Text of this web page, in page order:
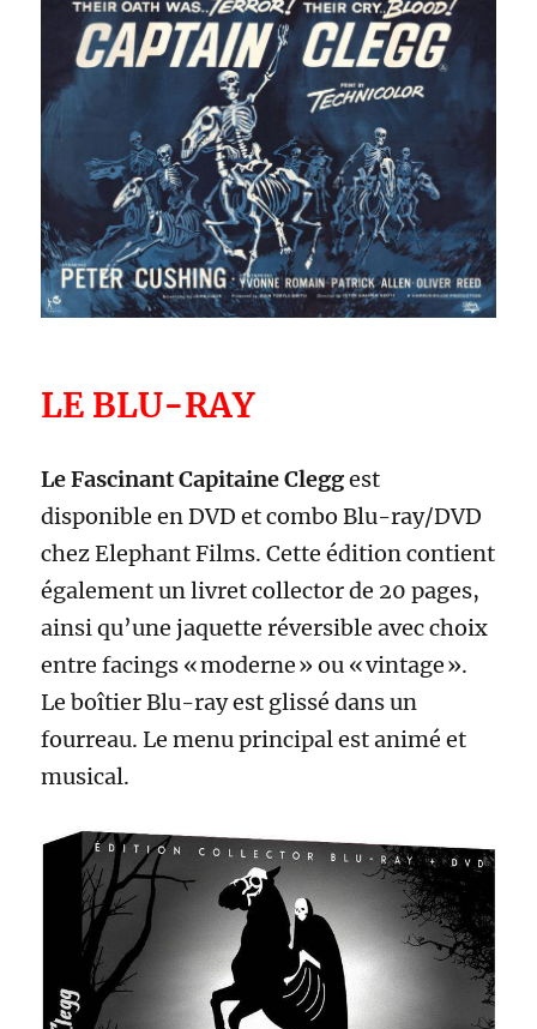
LE BLU-RAY
Le Fascinant Capitaine Cleggest
disponible en DVD et combo Blu-ray/DVD
chez Elephant Films. Cette édition contient
également un livret collector de 20 pages,
ainsi qu’une jaquette réversible avec choix
entre facings « moderne » ou « vintage ».
Le boîtier Blu-ray est glissé dans un
fourreau. Le menu principal est animé et
musical.